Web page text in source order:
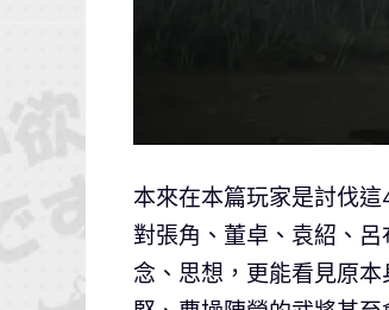
本來在本篇玩家是討伐
對張角、董卓、袁紹、
念、思想，更能看見原